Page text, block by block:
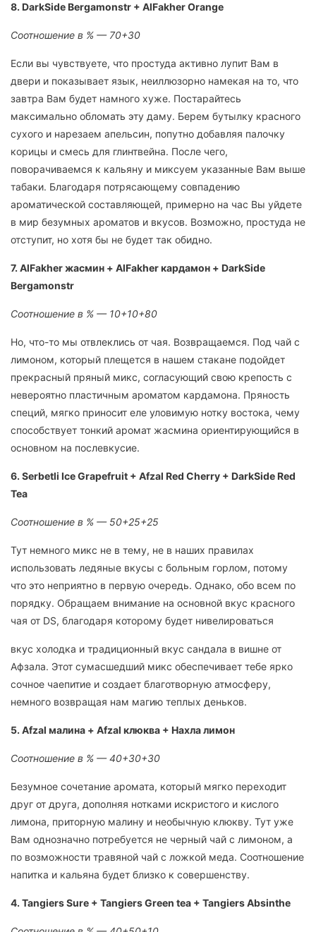
8. DarkSide Bergamonstr + AlFakher Orange
Соотношение в % — 70+30
Если вы чувствуете, что простуда активно лупит Вам в
двери и показывает язык, неиллюзорно намекая на то, что
завтра Вам будет намного хуже. Постарайтесь
максимально обломать эту даму. Берем бутылку красного
сухого и нарезаем апельсин, попутно добавляя палочку
корицы и смесь для глинтвейна. После чего,
поворачиваемся к кальяну и миксуем указанные Вам выше
табаки. Благодаря потрясающему совпадению
ароматической составляющей, примерно на час Вы уйдете
в мир безумных ароматов и вкусов. Возможно, простуда не
отступит, но хотя бы не будет так обидно.
7. AlFakher жасмин + AlFakher кардамон + DarkSide
Bergamonstr
Соотношение в % — 10+10+80
Но, что-то мы отвлеклись от чая. Возвращаемся. Под чай с
лимоном, который плещется в нашем стакане подойдет
прекрасный пряный микс, согласующий свою крепость с
невероятно пластичным ароматом кардамона. Пряность
специй, мягко приносит еле уловимую нотку востока, чему
способствует тонкий аромат жасмина ориентирующийся в
основном на послевкусие.
6. Serbetli Ice Grapefruit + Afzal Red Cherry + DarkSide Red
Tea
Соотношение в % — 50+25+25
Тут немного микс не в тему, не в наших правилах
использовать ледяные вкусы с больным горлом, потому
что это неприятно в первую очередь. Однако, обо всем по
порядку. Обращаем внимание на основной вкус красного
чая от DS, благодаря которому будет нивелироваться
вкус холодка и традиционный вкус сандала в вишне от
Афзала. Этот сумасшедший микс обеспечивает тебе ярко
сочное чаепитие и создает благотворную атмосферу,
немного возвращая нам магию теплых деньков.
5. Afzal малина + Afzal клюква + Нахла лимон
Соотношение в % — 40+30+30
Безумное сочетание аромата, который мягко переходит
друг от друга, дополняя нотками искристого и кислого
лимона, приторную малину и необычную клюкву. Тут уже
Вам однозначно потребуется не черный чай с лимоном, а
по возможности травяной чай с ложкой меда. Соотношение
напитка и кальяна будет близко к совершенству.
4. Tangiers Sure + Tangiers Green tea + Tangiers Absinthe